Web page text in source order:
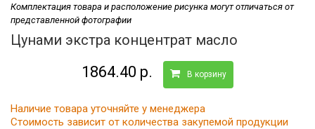
Комплектация товара и расположение рисунка могут отличаться от
представленной фотографии
Цунами экстра концентрат масло
1864.40 р. В корзину
Наличие товара уточняйте у менеджера
Стоимость зависит от количества закупемой продукции